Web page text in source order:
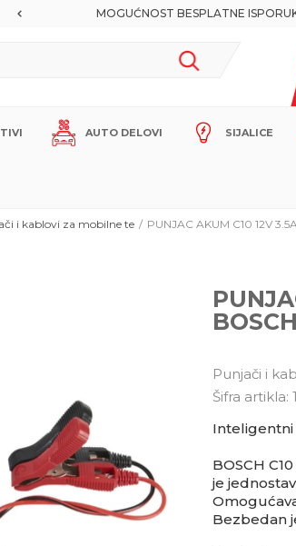
MOGUĆNOST BESPLATNE
AUTO DELOVI SIJALICE
i kablovi za mobilne te PUNJAC AKUM C10 12V
BOSCH
Punjači i
Šifra artikla:
Inteligentni
BOSCH
je
Bezbedan